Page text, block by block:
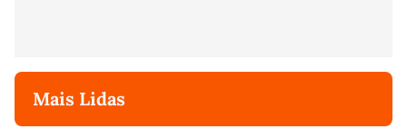
Mais Lidas